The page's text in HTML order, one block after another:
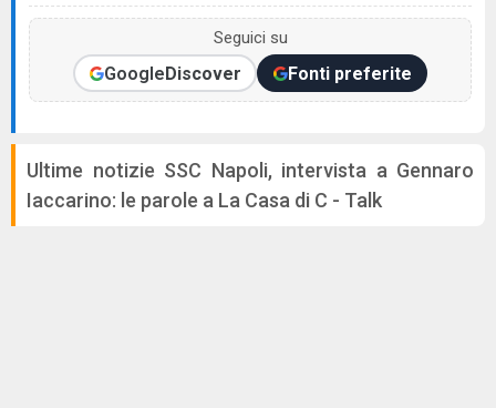
Seguici su
GoogleDiscover Fonti preferite
Ultime notizie SSC Napoli, intervista a Gennaro
Iaccarino: le parole a La Casa di C - Talk